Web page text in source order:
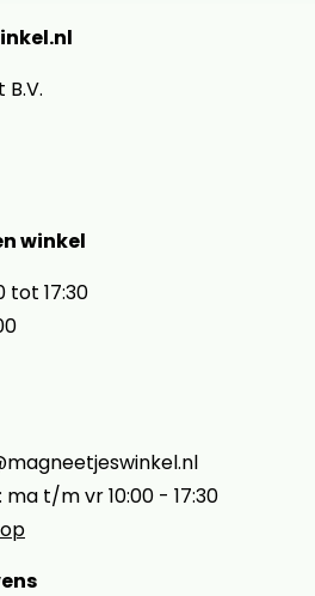
winkel
tot 17:30
t/m vr 10:00 - 17:30